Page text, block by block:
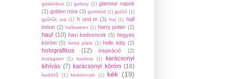
galaktikus (1) galaxy (1) glamour napok
(2) golden rose (3) gumirúd (1) gyűrű (1)
gyűrűk ura (1) h und m (3) haj (1) half
moon (2) halloween (1) harry potter (2)
haul (10) havi kedvencek (5) hegyes
köröm (5) hehe plate (1) hello kitty (2)
holografikus (12) inspiráció (2)
instagram (1) isadora (1)
karácsonyi
kihívás (7) karácsonyi köröm (16)
karkötő (1) kedvencek (1) kék (19)